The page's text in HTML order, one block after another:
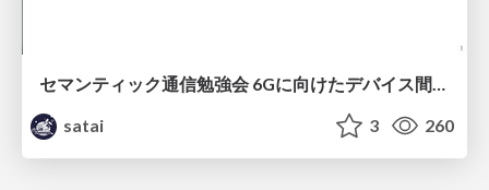
セマンティック通信勉強会 6Gに向けたデバイス間効率的な通信の技術紹介・課題・今後展望
satai
3 260